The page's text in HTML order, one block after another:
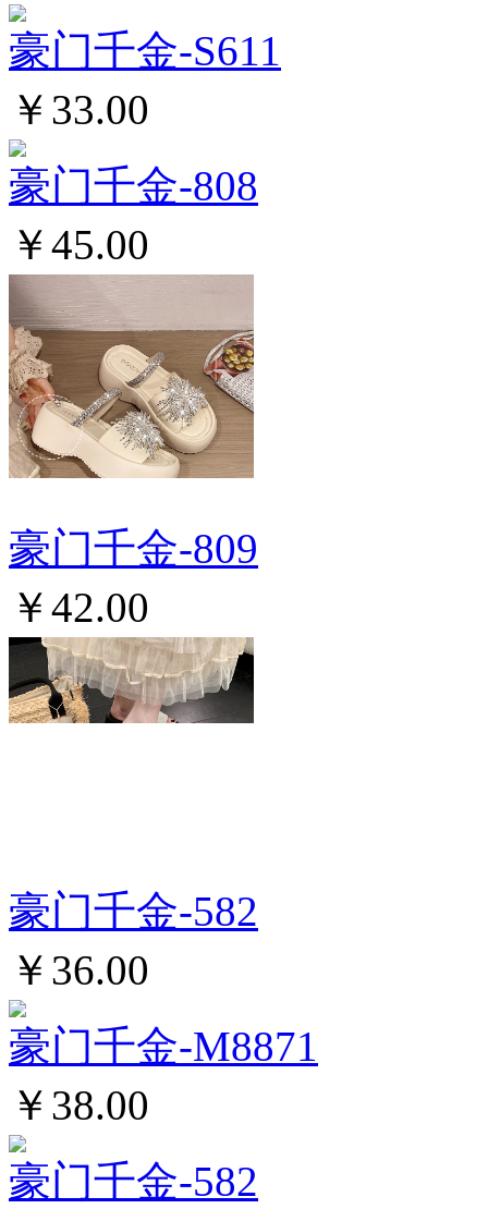
豪门千金-S611
￥33.00
豪门千金-808
￥45.00
豪门千金-809
￥42.00
豪门千金-582
￥36.00
豪门千金-M8871
￥38.00
豪门千金-582